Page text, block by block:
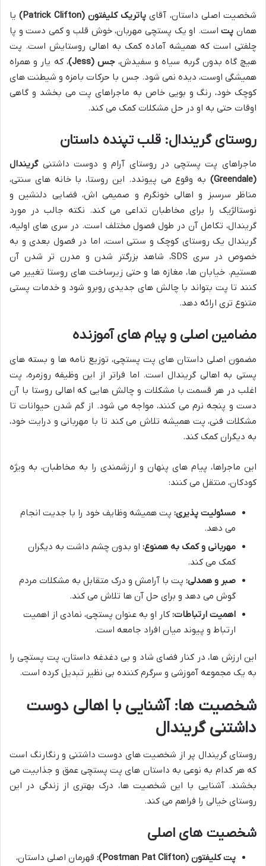
شخصیت اصلی داستان، آقای پاتریک کلیفتون (Patrick Clifton)
یا
همان پتاست. او یک پستچی مهربان، خوش قلب و کمی دست و پا
چلفتی است که همیشه آماده کمک به اهالی روستایش است. پت
هیچ گاه بدون گربه سیاه و سفیدش،جس (Jess)
، که یار و همراه
همیشگی اوست، دیده نمی شود. جس با حرکات بامزه و شیطنت های
کوچک خود، رنگ و بویی خاص به ماجراهای پت می بخشد و گاهی
اوقات حتی به او در حل مشکلات کمک می کند.
روستای گریندال: قلب تپنده داستان
ماجراهای پت پستچی در روستای آرام و دوست داشتنیگریندال
(Greendale)
به وقوع می پیوندد. این روستا، با خانه های سنتی،
مناظر سرسبز و اهالی خونگرم و صمیمی اش، فضایی دلنشین و
نوستالژیک را برای مخاطبان تداعی می کند. نکته جالب در مورد
گریندال، تکامل آن در طول فصول مختلف است. در سری های اولیه،
گریندال یک روستای کوچک و سنتی است، اما در فصول بعدی و به
خصوص در سری SDS، شاهد بزرگتر شدن و مدرن تر شدن آن
هستیم. خیابان ها، مغازه ها و حتی زیرساخت های روستا تغییر می
کنند تا پت بتواند با چالش های جدیدی روبرو شود و خدمات پستی
متنوع تری ارائه دهد.
مضامین اصلی و پیام های آموزنده
مضمون اصلی داستان های پت پستچی، توزیع نامه ها و بسته های
پستی به اهالی گریندال است. اما فراتر از این وظیفه روزمره، پت
اغلب در هر قسمت با مشکلات و چالش هایی که اهالی روستا با آن
دست و پنجه نرم می کنند، مواجه می شود. از گم شدن حیوانات تا
مشکلات فنی، پت همیشه تلاش می کند تا با مهربانی و درایت خود،
به دیگران کمک کند.
این ماجراها، پیام های پنهان و ارزشمندی را به مخاطبان، به ویژه
کودکان، منتقل می کنند:
مسئولیت پذیری: پت همیشه وظایف خود را با جدیت انجام
می دهد.
مهربانی و کمک به همنوع: او بدون چشم داشت به دیگران
کمک می کند.
صبر و همدلی: پت با آرامش و درک متقابل به مشکلات مردم
گوش می دهد و برای حل آن ها تلاش می کند.
اهمیت ارتباطات: کار او به عنوان پستچی، نمادی از اهمیت
ارتباط و پیوند میان افراد جامعه است.
این ارزش ها، در کنار فضای شاد و بی دغدغه داستان، پت پستچی را
به یک مجموعه آموزشی و سرگرم کننده بی نظیر تبدیل کرده است.
شخصیت ها: آشنایی با اهالی دوست
داشتنی گریندال
روستای گریندال پر از شخصیت های دوست داشتنی و رنگارنگ است
که هر کدام به نوعی به داستان های پت پستچی عمق و جذابیت می
بخشند. آشنایی با این شخصیت ها، درک بهتری از زندگی در این
روستای خیالی را فراهم می کند.
شخصیت های اصلی
پت کلیفتون (Postman Pat Clifton):
قهرمان اصلی داستان،